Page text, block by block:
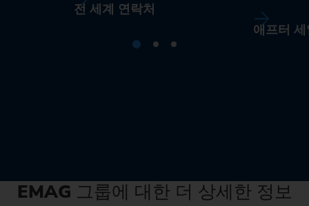
전 세계 연락처
애프터
EMAG 그룹에 대한 더 상세한 정보